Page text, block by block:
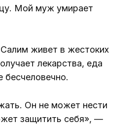
Мой муж умирает
живет в жестоких
лекарства, еда
бесчеловечно.
Он не может нести
защитить себя», —